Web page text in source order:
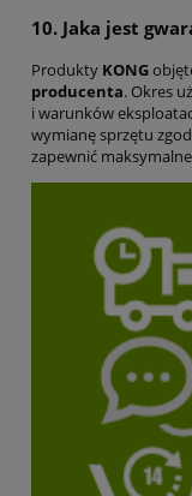
10. Jaka jest
Produkty KONG
producenta. Okres
i warunków
wymianę sprzętu
zapewnić